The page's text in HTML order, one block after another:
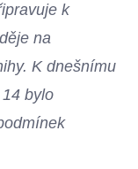
k
na
K dnešnímu
bylo